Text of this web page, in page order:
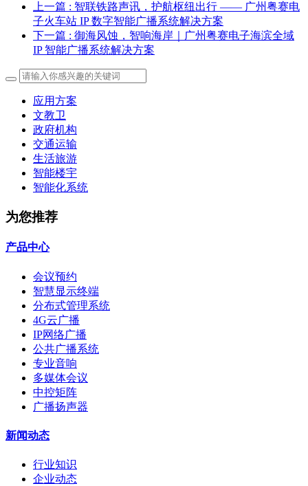
上一篇 : 智联铁路声讯，护航枢纽出行 —— 广州粤赛电
子火车站 IP 数字智能广播系统解决方案
下一篇 : 御海风蚀，智响海岸｜广州粤赛电子海滨全域
IP 智能广播系统解决方案
应用方案
文教卫
政府机构
交通运输
生活旅游
智能楼宇
智能化系统
为您推荐
产品中心
会议预约
智慧显示终端
分布式管理系统
4G云广播
IP网络广播
公共广播系统
专业音响
多媒体会议
中控矩阵
广播扬声器
新闻动态
行业知识
企业动态